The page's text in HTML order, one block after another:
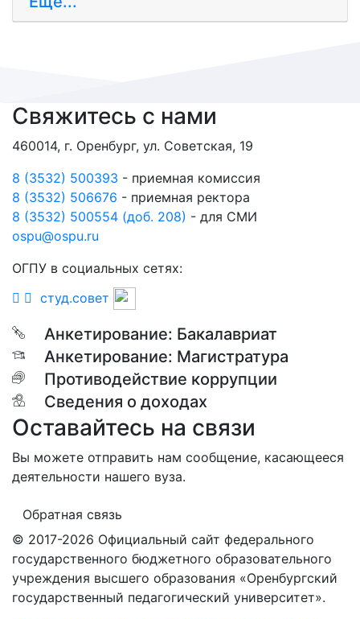
Свяжитесь с нами
460014, г. Оренбург, ул. Советская, 19
8 (3532) 500393 - приемная комиссия
8 (3532) 506676 - приемная ректора
8 (3532) 500554 (доб. 208) - для СМИ
ospu@ospu.ru
ОГПУ в социальных сетях:
студ.совет
Анкетирование: Бакалавриат
Анкетирование: Магистратура
Противодействие коррупции
Сведения о доходах
Оставайтесь на связи
Вы можете отправить нам сообщение, касающееся
деятельности нашего вуза.
Обратная связь
© 2017-2026 Официальный сайт федерального
государственного бюджетного образовательного
учреждения высшего образования «Оренбургский
государственный педагогический университет».